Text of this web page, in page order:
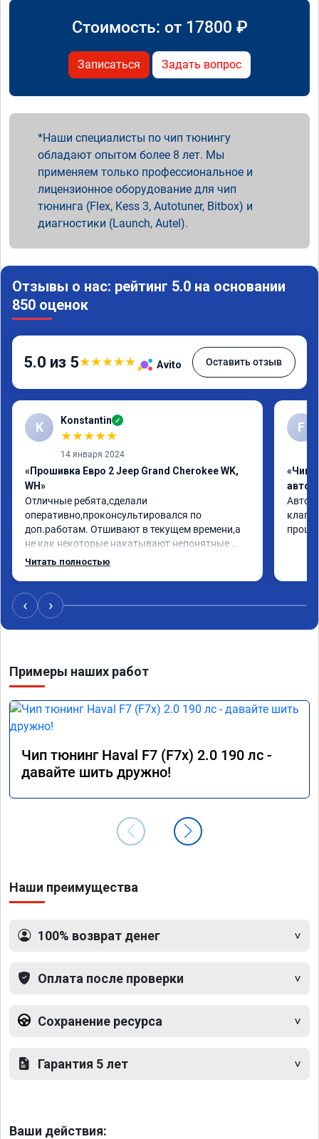
Стоимость: от 17800 ₽
Записаться Задать вопрос
Наши специалисты по чип тюнингу
обладают опытом более 8 лет. Мы
применяем только профессиональное и
лицензионное оборудование для чип
тюнинга (Flex, Kess 3, Autotuner, Bitbox) и
диагностики (Launch, Autel).
Отзывы о нас: рейтинг 5.0 на основании
850 оценок
5.0 из 5★★★★★ Avito Оставить отзыв
K Konstantin ✓
★★★★★
14 января 2024
«Прошивка Евро 2 Jeep Grand Cherokee WK,
WH»
Отличные ребята,сделали
оперативно,проконсультировался по
доп.работам. Отшивают в текущем времени,а
не как некоторые накатывают непонятные
прошивки из интернета,чем вызывают больше
Рекомендую!
Читать полностью
F
«Чип
Авто
‹ ›
Примеры наших работ
Чип тюнинг Haval F7 (F7x) 2.0 190 лс -
давайте шить дружно!
Наши преимущества
100% возврат денег
Оплата после проверки
Сохранение ресурса
Гарантия 5 лет
Ваши действия: